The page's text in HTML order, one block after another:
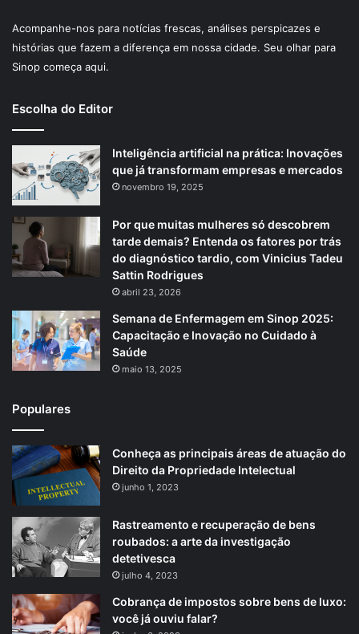
Acompanhe-nos para notícias frescas, análises perspicazes e
histórias que fazem a diferença em nossa cidade. Seu olhar para
Sinop começa aqui.
Escolha do Editor
Inteligência artificial na prática: Inovações
que já transformam empresas e mercados
novembro 19, 2025
Por que muitas mulheres só descobrem
tarde demais? Entenda os fatores por trás
do diagnóstico tardio, com Vinicius Tadeu
Sattin Rodrigues
abril 23, 2026
Semana de Enfermagem em Sinop 2025:
Capacitação e Inovação no Cuidado à
Saúde
maio 13, 2025
Populares
Conheça as principais áreas de atuação do
Direito da Propriedade Intelectual
junho 1, 2023
Rastreamento e recuperação de bens
roubados: a arte da investigação
detetivesca
julho 4, 2023
Cobrança de impostos sobre bens de luxo:
você já ouviu falar?